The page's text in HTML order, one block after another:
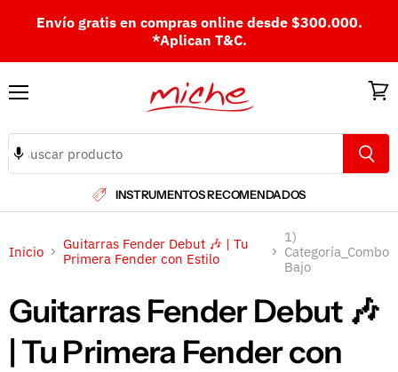
Envío gratis en compras online desde $300.000.
*Aplican T&C.
INSTRUMENTOS RECOMENDADOS
Inicio
Guitarras Fender Debut 🎶 | Tu
Primera Fender con Estilo
1)
Categoría_Combo
Bajo
Guitarras Fender Debut 🎶
| Tu Primera Fender con